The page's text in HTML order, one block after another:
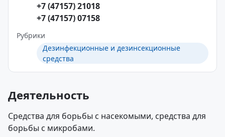
+7 (47157) 21018
+7 (47157) 07158
Рубрики
Дезинфекционные и дезинсекционные
средства
Деятельность
Средства для борьбы с насекомыми, средства для
борьбы с микробами.